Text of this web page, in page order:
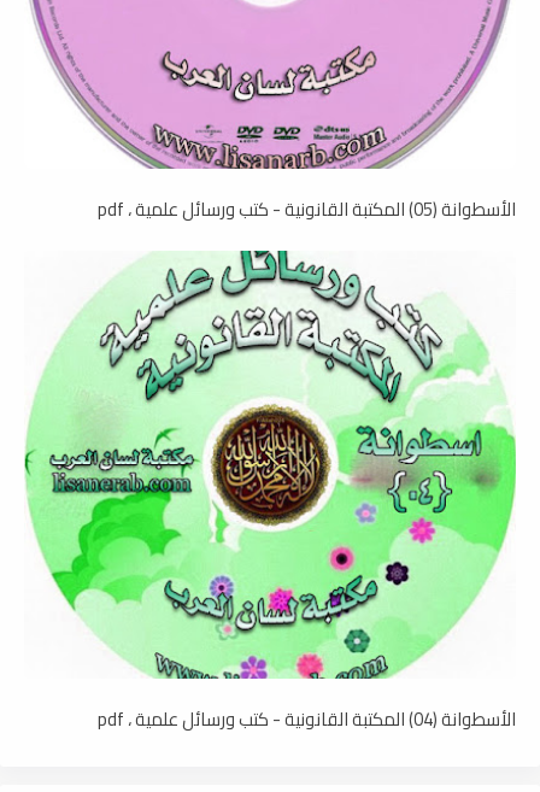
الأسطوانة (05) المكتبة القانونية - كتب ورسائل علمية ، pdf
الأسطوانة (04) المكتبة القانونية - كتب ورسائل علمية ، pdf